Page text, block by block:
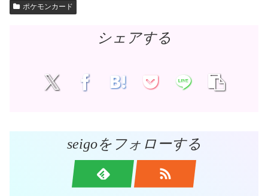
ポケモンカード
シェアする
seigoをフォローする